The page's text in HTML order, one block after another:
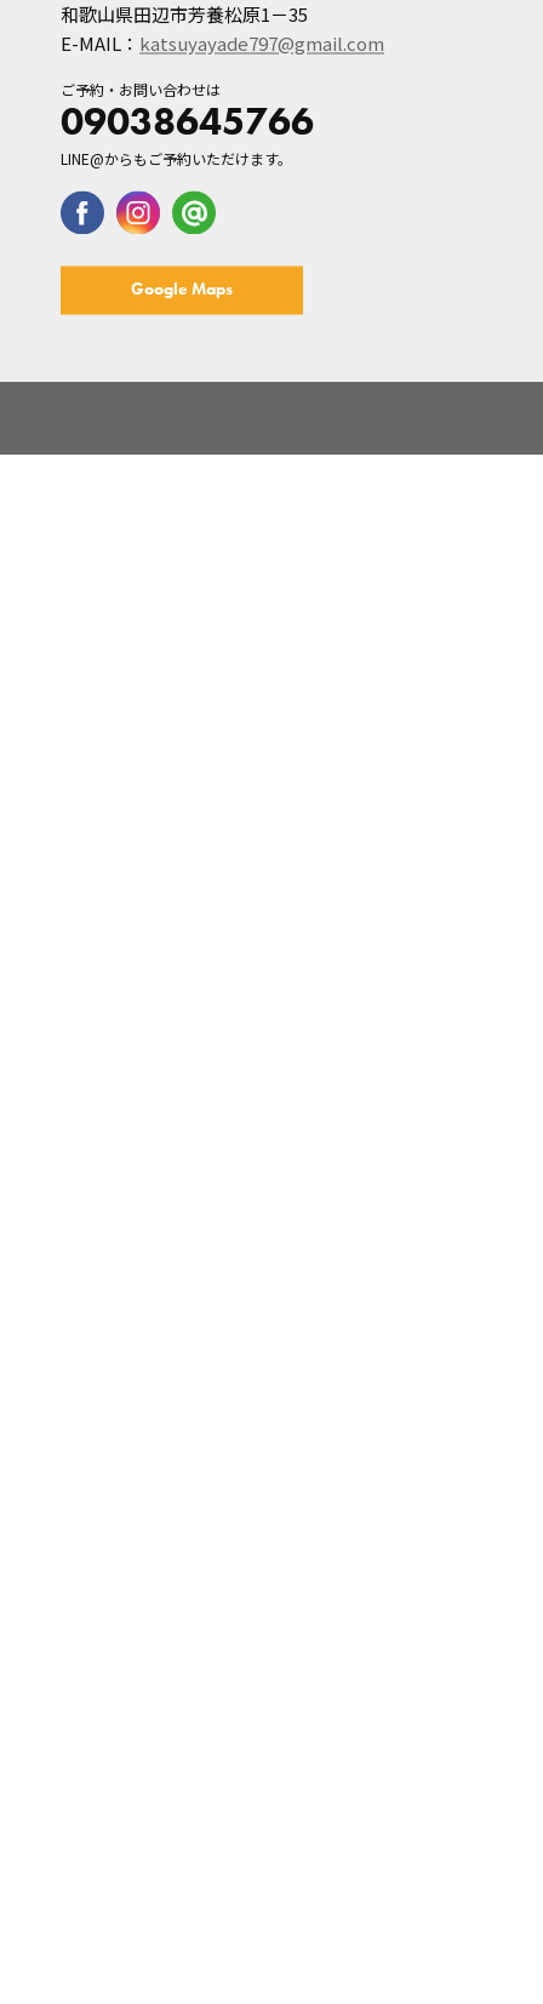
和歌山県田辺市芳養松原1－35
E-MAIL： katsuyayade797@gmail.com
ご予約・お問い合わせは
09038645766
LINE@からもご予約いただけます。
Google Maps